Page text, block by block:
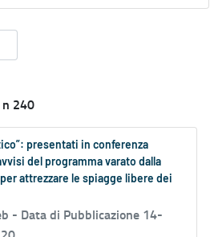
240
presentati in conferenza
del programma varato dalla
attrezzare le spiagge libere dei
- Data di Pubblicazione 14-